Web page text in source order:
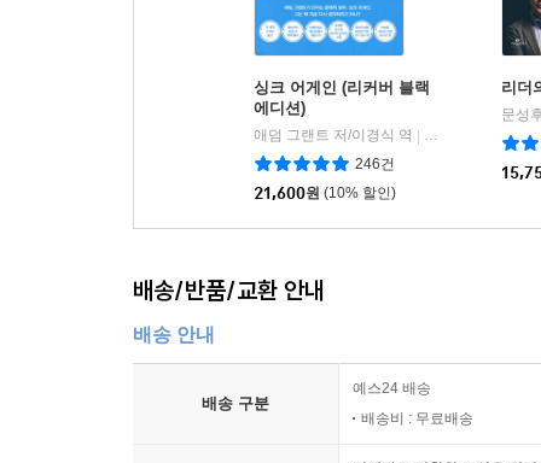
싱크 어게인 (리커버 블랙
에디션)
애덤 그랜트 저/이경식 역
한국경제신문사(
246건
21,600원 (10% 할인)
리더
문성
배송/반품/교환 안내
배송 안내
배송 구분
예스24 배송
배송비 : 무료배송